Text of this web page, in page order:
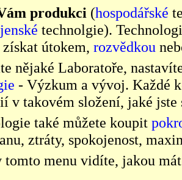
produkci (hospodářské
technolgie).
útokem, rozvědkou
nějaké Laboratoře,
- Výzkum a vývoj. Každé
v takovém složení, jaké jste
také můžete koupit
ztráty, spokojenost,
tomto menu vidíte, jakou